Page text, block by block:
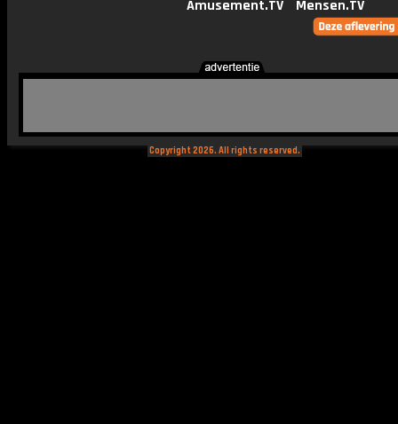
Amusement.TV
Mensen.TV
Copyright 2026. All rights reserved.